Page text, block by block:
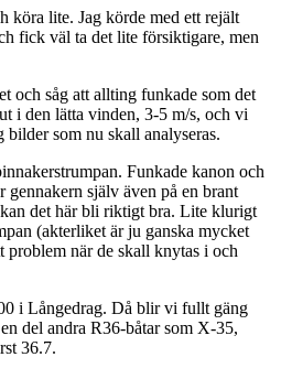
köra lite. Jag körde med ett rejält
fick väl ta det lite försiktigare, men
och såg att allting funkade som det
i den lätta vinden, 3-5 m/s, och vi
som nu skall analyseras.
Funkade kanon och
gennakern själv även på en brant
det här bli riktigt bra. Lite klurigt
(akterliket är ju ganska mycket
problem när de skall knytas i och
i Långedrag. Då blir vi fullt gäng
del andra R36-båtar som X-35,
36.7.